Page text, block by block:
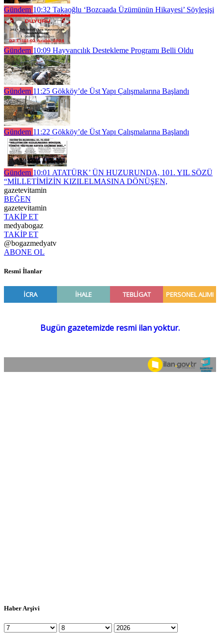
Gündem 10:32 Takaoğlu ‘Bozcaada Üzümünün Hikayesi’ Söyleşişi
Gündem 10:09 Hayvancılık Destekleme Programı Belli Oldu
Gündem 11:25 Gökköy’de Üst Yapı Çalışmalarına Başlandı
Gündem 11:22 Gökköy’de Üst Yapı Çalışmalarına Başlandı
Gündem 10:01 ATATÜRK’ ÜN HUZURUNDA, 101. YIL SÖZÜ
“MİLLETİMİZİN KIZILELMASINA DÖNÜŞEN,
gazetevitamin
BEĞEN
gazetevitamin
TAKİP ET
medyabogaz
TAKİP ET
@bogazmedyatv
ABONE OL
Resmî İlanlar
Haber Arşivi